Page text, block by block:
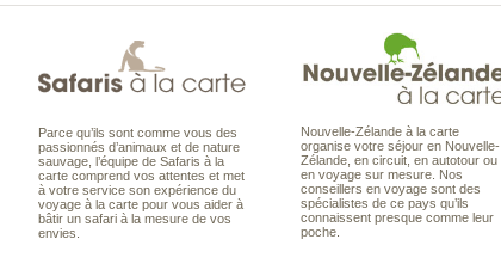
Parce qu’ils sont comme vous des
passionnés d’animaux et de nature
sauvage, l’équipe de Safaris à la
carte comprend vos attentes et met
à votre service son expérience du
voyage à la carte pour vous aider à
bâtir un safari à la mesure de vos
envies.
Nouvelle-Zélande à la carte
organise votre séjour en Nouvelle-
Zélande, en circuit, en autotour ou
en voyage sur mesure. Nos
conseillers en voyage sont des
spécialistes de ce pays qu’ils
connaissent presque comme leur
poche.